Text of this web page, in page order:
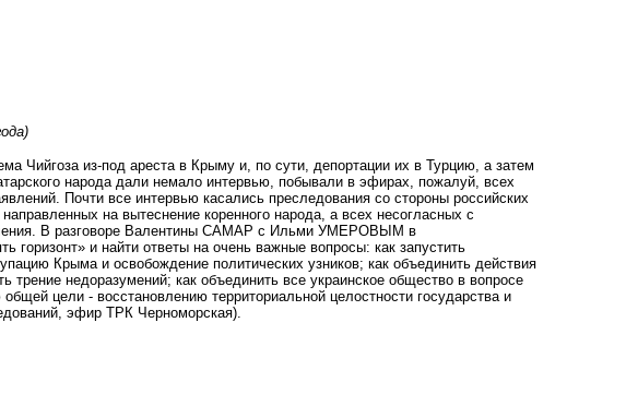
Чийгоза из-под ареста в Крыму и, по сути, депортации их в Турцию, а затем
народа дали немало интервью, побывали в эфирах, пожалуй, всех
Почти все интервью касались преследования со стороны российских
на вытеснение коренного народа, а всех несогласных с
В разговоре Валентины САМАР с Ильми УМЕРОВЫМ в
горизонт» и найти ответы на очень важные вопросы: как запустить
Крыма и освобождение политических узников; как объединить действия
недоразумений; как объединить все украинское общество в вопросе
цели - восстановлению территориальной целостности государства и
эфир ТРК Черноморская).